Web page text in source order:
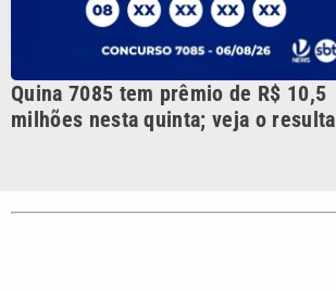
VTV é afiliada do SBT na
Região Metropolitana de
CATEGORIAS